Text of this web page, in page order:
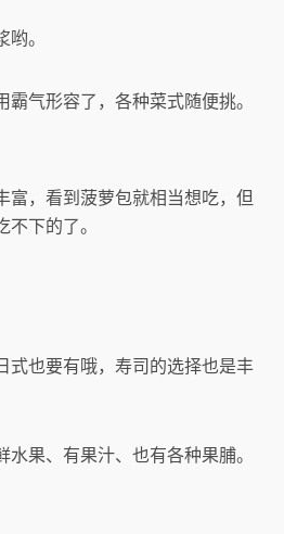
。
气形容了，各种菜式随便挑。
富，看到菠萝包就相当想吃，但
下的了。
式也要有哦，寿司的选择也是丰
果、有果汁、也有各种果脯。